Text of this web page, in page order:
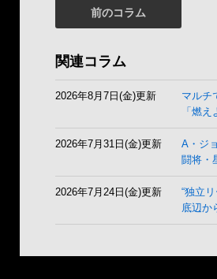
前のコラム
関連コラム
2026年8月7日(金)更新
マルチ
「燃
2026年7月31日(金)更新
A・ジ
闘将・
2026年7月24日(金)更新
“独立
底辺か